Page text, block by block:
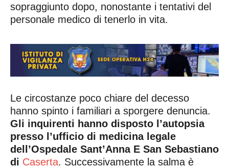
sopraggiunto dopo, nonostante i tentativi del
personale medico di tenerlo in vita.
Le circostanze poco chiare del decesso
hanno spinto i familiari a sporgere denuncia.
Gli inquirenti hanno disposto l’autopsia
presso l’ufficio di medicina legale
dell’Ospedale Sant’Anna E San Sebastiano
di Caserta. Successivamente la salma è